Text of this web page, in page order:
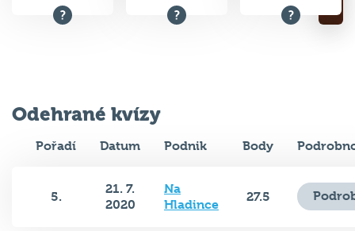
Odehrané kvízy
Pořadí Datum Podnik Body
5.
21. 7.
2020
Na
Hladince
27.5